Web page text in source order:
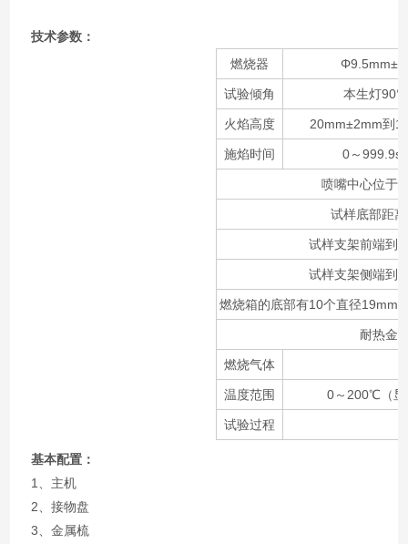
技术参数：
燃烧器
试验倾角 本生灯90°
火焰高度 20mm±2mm到
施焰时间 0～
喷嘴中心位于
试样底部距
试样支架前端到
试样支架侧端到
燃烧箱的底部有10个直径19mm
耐热金
燃烧气体
温度范围 0～200℃（显
试验过程
基本配置：
1、主机
2、接物盘
3、金属梳